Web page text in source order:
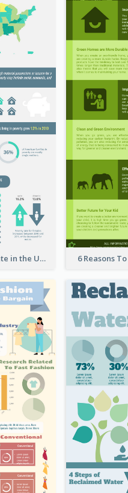
2018 Poverty Rate in the United States Infographic 6 Reasons